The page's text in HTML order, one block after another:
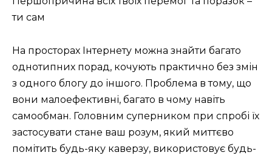
ти сам
На просторах Інтернету можна знайти багато
однотипних порад, кочують практично без змін
з одного блогу до іншого. Проблема в тому, що
вони малоефективні, багато в чому навіть
самообман. Головним суперником при спробі їх
застосувати стане ваш розум, який миттєво
помітить будь-яку каверзу, використовує будь-